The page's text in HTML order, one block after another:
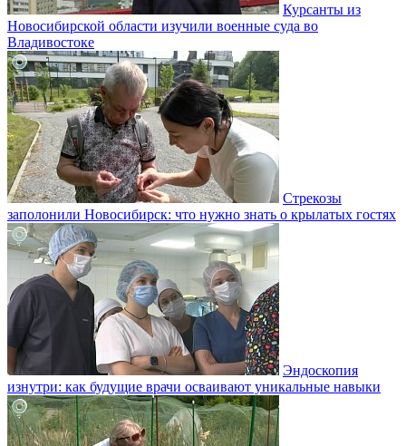
Курсанты из
Новосибирской области изучили военные суда во
Владивостоке
Стрекозы
заполонили Новосибирск: что нужно знать о крылатых гостях
Эндоскопия
изнутри: как будущие врачи осваивают уникальные навыки